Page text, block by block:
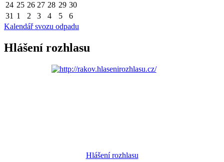
24 25 26 27 28 29 30
31 1 2 3 4 5
6
Kalendář svozu odpadu
Hlášení rozhlasu
Hlášení rozhlasu